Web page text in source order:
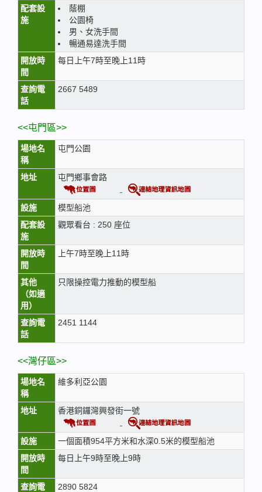
配套設
施
蔭棚
公園椅
男、女洗手間
暢通易達洗手間
開放時
間
每日上午7時至晚上11時
查詢電
話
2667 5489
<<屯門區>>
場地名
稱
屯門公園
地址 屯門鄉事會路
設施
模型船池
配套設
施
觀眾看台 : 250 座位
開放時
間
上午7時至晚上11時
其他
（如適
用）
只限操控電力推動的模型船
查詢電
話
2451 1144
<<灣仔區>>
場地名
稱
維多利亞公園
地址 香港銅鑼灣興發街一號
設施
一個面積954平方米和水深0.5米的模型船池
開放時
間
每日上午9時至晚上9時
查詢電
2890 5824